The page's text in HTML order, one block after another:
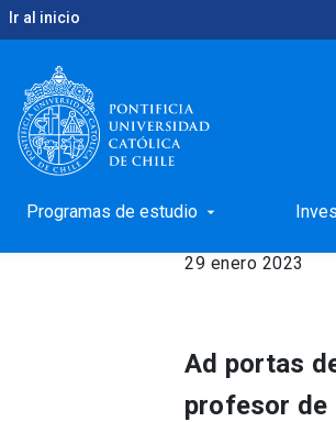
Ir al inicio
Programas de estudio arrow_drop_down
Inicio
29 enero 2023
Ad portas
profesor de